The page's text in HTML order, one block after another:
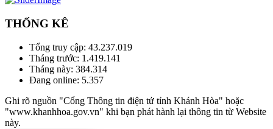
THỐNG KÊ
Tổng truy cập: 43.237.019
Tháng trước: 1.419.141
Tháng này: 384.314
Đang online: 5.357
Ghi rõ nguồn "Cổng Thông tin điện tử tỉnh Khánh Hòa" hoặc
"www.khanhhoa.gov.vn" khi bạn phát hành lại thông tin từ Website
này.